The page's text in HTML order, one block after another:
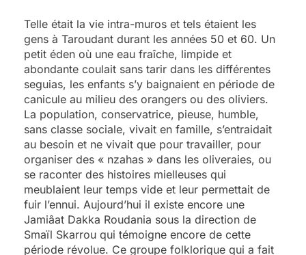
Telle était la vie intra-muros et tels étaient les
gens à Taroudant durant les années 50 et 60. Un
petit éden où une eau fraîche, limpide et
abondante coulait sans tarir dans les différentes
seguias, les enfants s’y baignaient en période de
canicule au milieu des orangers ou des oliviers.
La population, conservatrice, pieuse, humble,
sans classe sociale, vivait en famille, s’entraidait
au besoin et ne vivait que pour travailler, pour
organiser des « nzahas » dans les oliveraies, ou
se raconter des histoires mielleuses qui
meublaient leur temps vide et leur permettait de
fuir l’ennui. Aujourd’hui il existe encore une
Jamiâat Dakka Roudania sous la direction de
Smaïl Skarrou qui témoigne encore de cette
période révolue. Ce groupe folklorique qui a fait